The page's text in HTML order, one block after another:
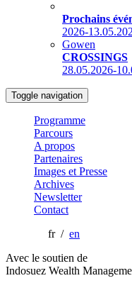
Prochains
2026-
Gowen
CROSSINGS
28.05.2026-
Toggle navigation
Programme
Parcours
A propos
Partenaires
Images et Presse
Archives
Newsletter
Contact
fr / en
Avec le soutien de
Indosuez Wealth